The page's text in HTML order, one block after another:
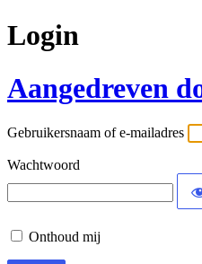
Login
Aangedreven
Gebruikersnaam of e-mailadres
Wachtwoord
Onthoud mij